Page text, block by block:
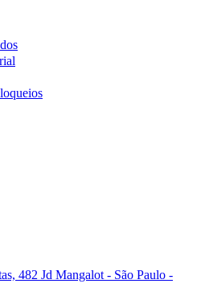
482 Jd Mangalot - São Paulo -